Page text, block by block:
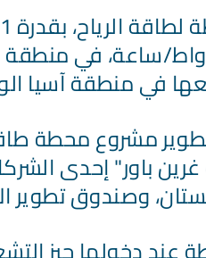
ميجاواط/ساعة، في
في منطقة آسيا
باور" إحدى
وصندوق تطوير